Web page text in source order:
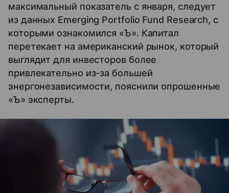
максимальный показатель с января, следует
из данных Emerging Portfolio Fund Research, с
которыми ознакомился «Ъ». Капитал
перетекает на американский рынок, который
выглядит для инвесторов более
привлекательно из-за большей
энергонезависимости, пояснили опрошенные
«Ъ» эксперты.